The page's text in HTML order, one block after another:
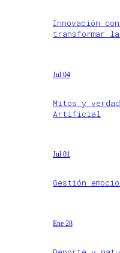
Innovación
transformar
Jul 04
Mitos y
Artificial
Jul 01
Gestión
Ene 28